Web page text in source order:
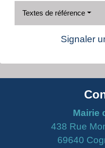
Textes de référence
Signaler
Mairie
438 Rue
69640